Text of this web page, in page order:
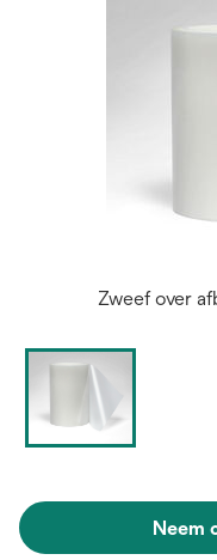
Zweef over
Neem